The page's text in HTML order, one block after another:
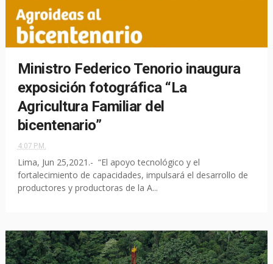
Ministro Federico Tenorio inaugura
exposición fotográfica “La
Agricultura Familiar del
bicentenario”
4:07 P.M.
Lima, Jun 25,2021.- “El apoyo tecnológico y el
fortalecimiento de capacidades, impulsará el desarrollo de
productores y productoras de la A...